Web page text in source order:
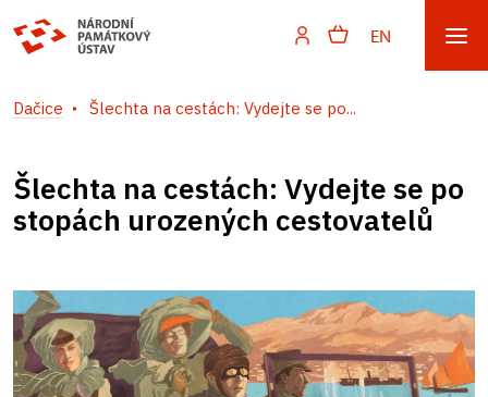
EN
Dačice Šlechta na cestách: Vydejte se po...
Šlechta na cestách: Vydejte se po
stopách urozených cestovatelů